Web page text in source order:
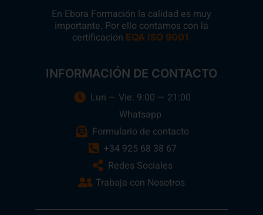
En Ebora Formación la calidad es muy
importante. Por ello contamos con la
certificación EQA ISO 9001
INFORMACIÓN DE CONTACTO
Lun — Vie: 9:00 — 21:00
Whatsapp
Formulario de contacto
+34 925 68 38 67
Redes Sociales
Trabaja con Nosotros